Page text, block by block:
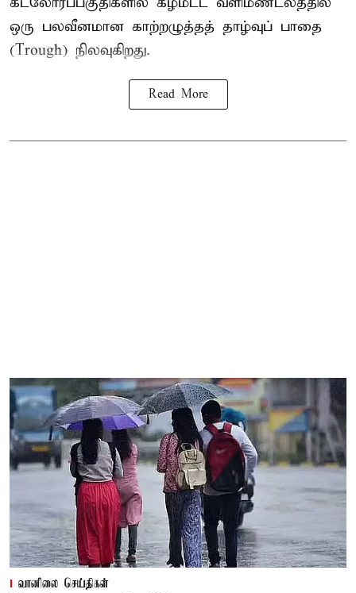
ஒரு பலவீனமான காற்றழுத்தத் தாழ்வுப் பாதை
(Trough) நிலவுகிறது.
Read More
வானிலை செய்திகள்